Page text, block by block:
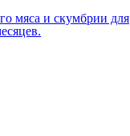
мяса и скумбрии для